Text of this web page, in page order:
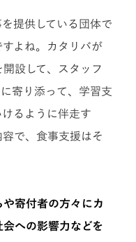
提供している団体で
よね。カタリバが
設して、スタッフ
寄り添って、学習支
るように伴走す
で、食事支援はそ
寄付者の方々にカ
への影響力などを